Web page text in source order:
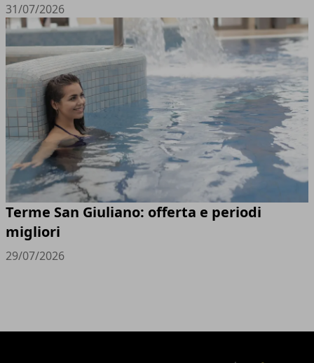
31/07/2026
Terme San Giuliano: offerta e periodi
migliori
29/07/2026